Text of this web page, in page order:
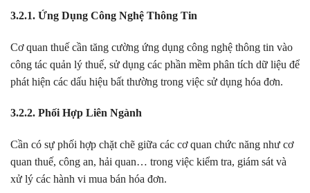
3.2.1. Ứng Dụng Công Nghệ Thông Tin
Cơ quan thuế cần tăng cường ứng dụng công nghệ thông tin vào
công tác quản lý thuế, sử dụng các phần mềm phân tích dữ liệu để
phát hiện các dấu hiệu bất thường trong việc sử dụng hóa đơn.
3.2.2. Phối Hợp Liên Ngành
Cần có sự phối hợp chặt chẽ giữa các cơ quan chức năng như cơ
quan thuế, công an, hải quan… trong việc kiểm tra, giám sát và
xử lý các hành vi mua bán hóa đơn.